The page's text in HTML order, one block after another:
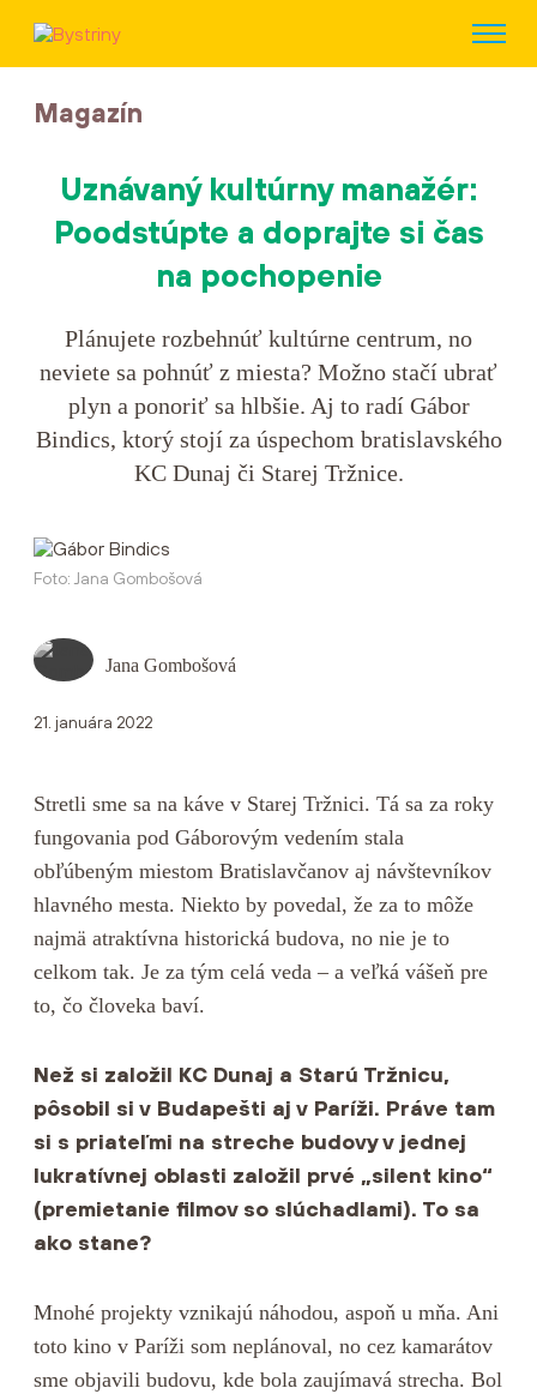
Magazín
Uznávaný kultúrny manažér:
Poodstúpte a doprajte si čas
na pochopenie
Plánujete rozbehnúť kultúrne centrum, no
neviete sa pohnúť z miesta? Možno stačí ubrať
plyn a ponoriť sa hlbšie. Aj to radí Gábor
Bindics, ktorý stojí za úspechom bratislavského
KC Dunaj či Starej Tržnice.
Foto: Jana Gombošová
Jana Gombošová
21. januára 2022
Stretli sme sa na káve v Starej Tržnici. Tá sa za roky
fungovania pod Gáborovým vedením stala
obľúbeným miestom Bratislavčanov aj návštevníkov
hlavného mesta. Niekto by povedal, že za to môže
najmä atraktívna historická budova, no nie je to
celkom tak. Je za tým celá veda – a veľká vášeň pre
to, čo človeka baví.
Než si založil KC Dunaj a Starú Tržnicu,
pôsobil si v Budapešti aj v Paríži. Práve tam
si s priateľmi na streche budovy v jednej
lukratívnej oblasti založil prvé „silent kino“
(premietanie filmov so slúchadlami). To sa
ako stane?
Mnohé projekty vznikajú náhodou, aspoň u mňa. Ani
toto kino v Paríži som neplánoval, no cez kamarátov
sme objavili budovu, kde bola zaujímavá strecha. Bol